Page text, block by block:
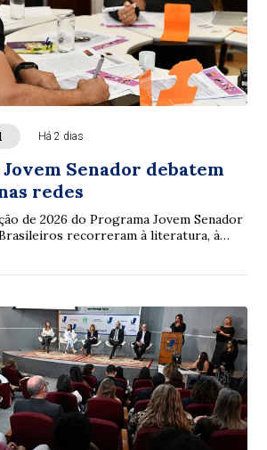
Há 2 dias
Jovem Senador debatem
redes
de 2026 do Programa Jovem Senador
recorreram à literatura, à